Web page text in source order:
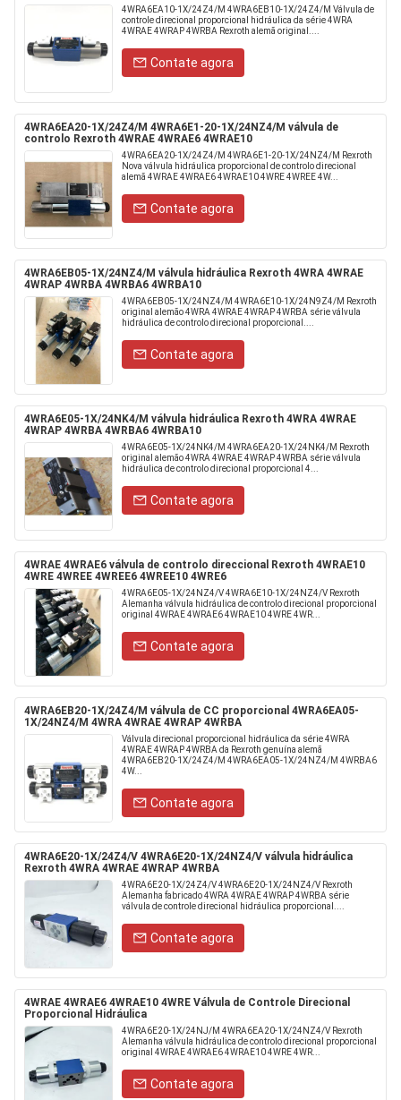
4WRA6EA10-1X/24Z4/M 4WRA6EB10-1X/24Z4/M Válvula de
controle direcional proporcional hidráulica da série 4WRA
4WRAE 4WRAP 4WRBA Rexroth alemã original....
Contate agora
4WRA6EA20-1X/24Z4/M 4WRA6E1-20-1X/24NZ4/M válvula de
controlo Rexroth 4WRAE 4WRAE6 4WRAE10
4WRA6EA20-1X/24Z4/M 4WRA6E1-20-1X/24NZ4/M Rexroth
Nova válvula hidráulica proporcional de controlo direcional
alemã 4WRAE 4WRAE6 4WRAE10 4WRE 4WREE 4W...
Contate agora
4WRA6EB05-1X/24NZ4/M válvula hidráulica Rexroth 4WRA 4WRAE
4WRAP 4WRBA 4WRBA6 4WRBA10
4WRA6EB05-1X/24NZ4/M 4WRA6E10-1X/24N9Z4/M Rexroth
original alemão 4WRA 4WRAE 4WRAP 4WRBA série válvula
hidráulica de controlo direcional proporcional....
Contate agora
4WRA6E05-1X/24NK4/M válvula hidráulica Rexroth 4WRA 4WRAE
4WRAP 4WRBA 4WRBA6 4WRBA10
4WRA6E05-1X/24NK4/M 4WRA6EA20-1X/24NK4/M Rexroth
original alemão 4WRA 4WRAE 4WRAP 4WRBA série válvula
hidráulica de controlo direcional proporcional 4...
Contate agora
4WRAE 4WRAE6 válvula de controlo direccional Rexroth 4WRAE10
4WRE 4WREE 4WREE6 4WREE10 4WRE6
4WRA6E05-1X/24NZ4/V 4WRA6E10-1X/24NZ4/V Rexroth
Alemanha válvula hidráulica de controlo direcional proporcional
original 4WRAE 4WRAE6 4WRAE10 4WRE 4WR...
Contate agora
4WRA6EB20-1X/24Z4/M válvula de CC proporcional 4WRA6EA05-
1X/24NZ4/M 4WRA 4WRAE 4WRAP 4WRBA
Válvula direcional proporcional hidráulica da série 4WRA
4WRAE 4WRAP 4WRBA da Rexroth genuína alemã
4WRA6EB20-1X/24Z4/M 4WRA6EA05-1X/24NZ4/M 4WRBA6
4W...
Contate agora
4WRA6E20-1X/24Z4/V 4WRA6E20-1X/24NZ4/V válvula hidráulica
Rexroth 4WRA 4WRAE 4WRAP 4WRBA
4WRA6E20-1X/24Z4/V 4WRA6E20-1X/24NZ4/V Rexroth
Alemanha fabricado 4WRA 4WRAE 4WRAP 4WRBA série
válvula de controle direcional hidráulica proporcional....
Contate agora
4WRAE 4WRAE6 4WRAE10 4WRE Válvula de Controle Direcional
Proporcional Hidráulica
4WRA6E20-1X/24NJ/M 4WRA6EA20-1X/24NZ4/V Rexroth
Alemanha válvula hidráulica de controlo direcional proporcional
original 4WRAE 4WRAE6 4WRAE10 4WRE 4WR...
Contate agora